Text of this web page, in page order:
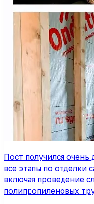
Пост получился
все этапы по отделки
включая проведение
полипропиленовых